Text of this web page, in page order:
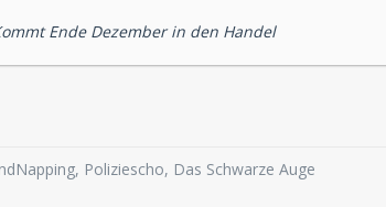
Ende Dezember in den Handel
Poliziescho, Das Schwarze Auge